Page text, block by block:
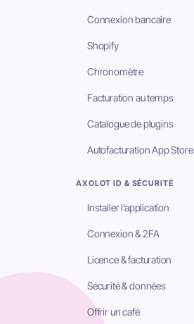
Connexion bancaire
Shopify
Chronomètre
Facturation au temps
Catalogue de plugins
Autofacturation App Store
AXOLOT ID & SÉCURITÉ
Installer l’application
Connexion & 2FA
Licence & facturation
Sécurité & données
Offrir un café